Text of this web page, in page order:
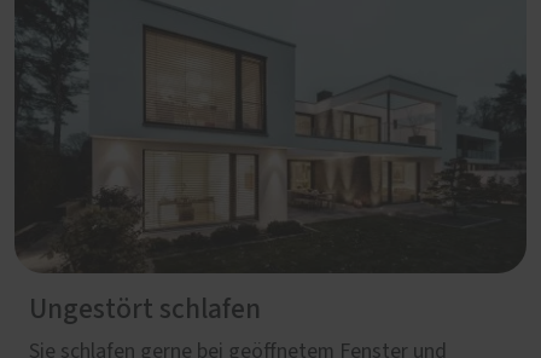
Ungestört schlafen
Sie schlafen gerne bei geöffnetem Fenster und